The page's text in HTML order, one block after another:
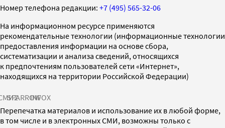
Номер телефона редакции: +7 (495) 565-32-06
На информационном ресурсе применяются
рекомендательные технологии (информационные технологии
предоставления информации на основе сбора,
систематизации и анализа сведений, относящихся
к предпочтениям пользователей сети «Интернет»,
находящихся на территории Российской Федерации)
SPARROWINFOX
Перепечатка материалов и использование их в любой форме,
в том числе и в электронных СМИ, возможны только с